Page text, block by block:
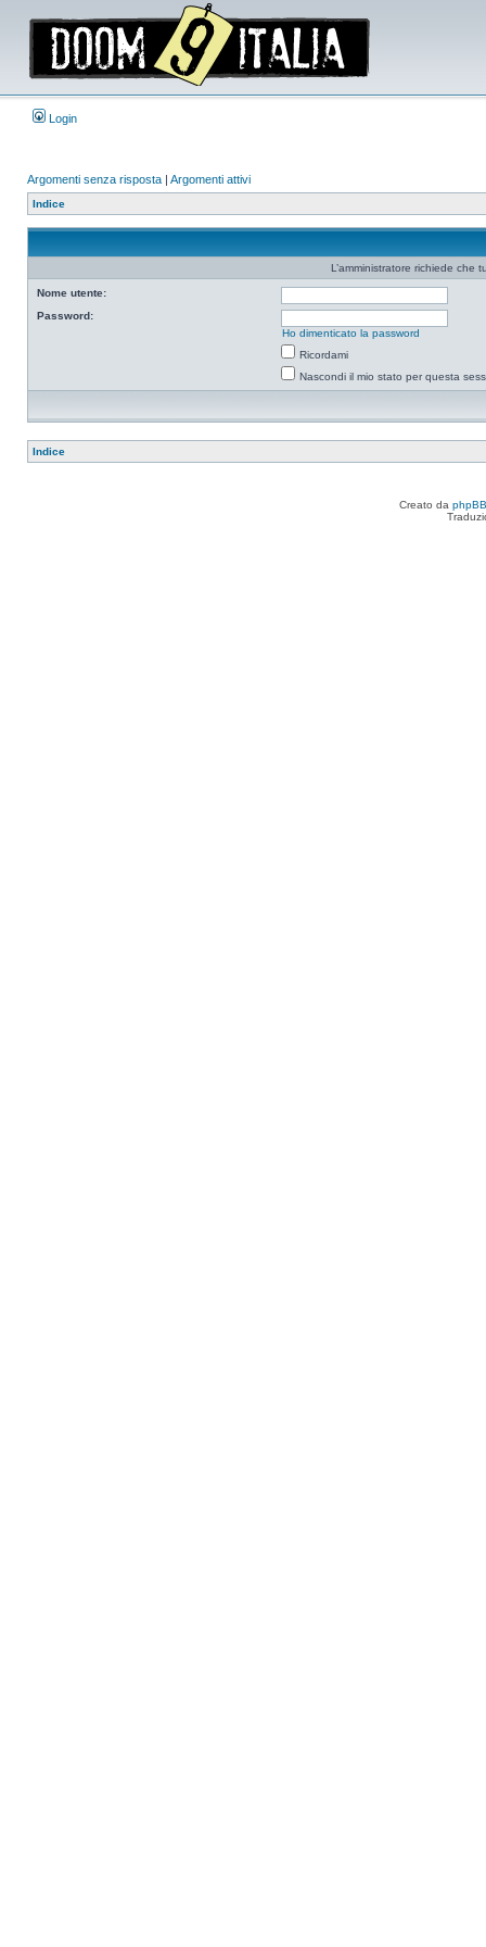
Login
Argomenti senza risposta | Argomenti attivi
Indice
L’amministratore richiede che
Nome utente:
Password:
Ho dimenticato la password
Ricordami
Nascondi il mio stato per questa
Indice
Creato da phpBB